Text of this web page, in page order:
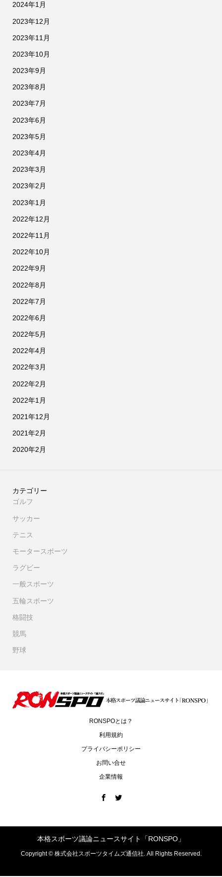
2024年1月
2023年12月
2023年11月
2023年10月
2023年9月
2023年8月
2023年7月
2023年6月
2023年5月
2023年4月
2023年3月
2023年2月
2023年1月
2022年12月
2022年11月
2022年10月
2022年9月
2022年8月
2022年7月
2022年6月
2022年5月
2022年4月
2022年3月
2022年2月
2022年1月
2021年12月
2021年2月
2020年2月
カテゴリー
ゴルフ
サッカー
テニス
モータースポーツ
ラグビー
一般スポーツ
五輪スポーツ
格闘技
競馬
野球
RONSPOとは？
利用規約
プライバシーポリシー
お問い合せ
企業情報
本格スポーツ議論ニュースサイト「RONSPO」
Copyright ©株式会社スポーツタイムズ通信社. All Rights Reserved.